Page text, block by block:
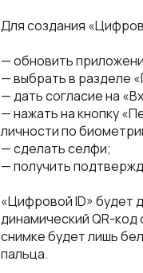
Для создания
— обновить
— выбрать в разделе
— дать согласие на
— нажать на кнопку
личности по
— сделать селфи;
— получить
«Цифровой ID» будет
динамический QR-
снимке будет лишь
пальца.